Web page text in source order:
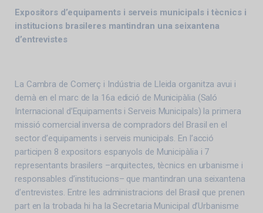
Expositors d’equipaments i serveis municipals i tècnics i
institucions brasileres mantindran una seixantena
d’entrevistes
La Cambra de Comerç i Indústria de Lleida organitza avui i
demà en el marc de la 16a edició de Municipàlia (Saló
Internacional d’Equipaments i Serveis Municipals) la primera
missió comercial inversa de compradors del Brasil en el
sector d’equipaments i serveis municipals. En l’acció
participen 8 expositors espanyols de Municipàlia i 7
representants brasilers –arquitectes, tècnics en urbanisme i
responsables d’institucions– que mantindran una seixantena
d’entrevistes. Entre les administracions del Brasil que prenen
part en la trobada hi ha la Secretaria Municipal d’Urbanisme